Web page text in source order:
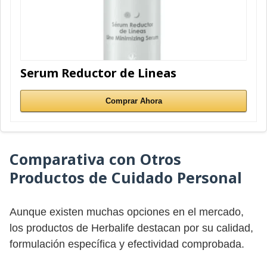
Serum Reductor de Lineas
Comprar Ahora
Comparativa con Otros
Productos de Cuidado Personal
Aunque existen muchas opciones en el mercado,
los productos de Herbalife destacan por su calidad,
formulación específica y efectividad comprobada.